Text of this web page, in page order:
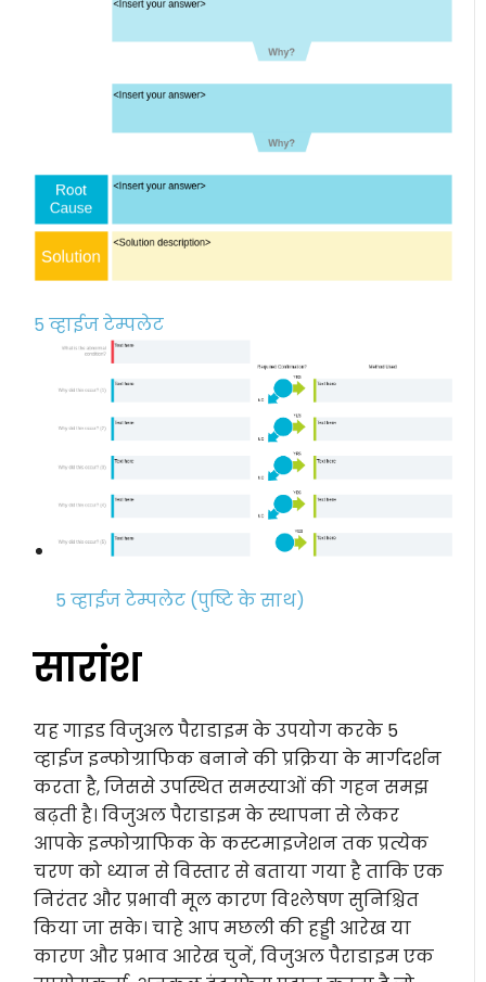
5 व्हाईज टेम्पलेट
5 व्हाईज टेम्पलेट (पुष्टि के साथ)
सारांश
यह गाइड विजुअल पैराडाइम के उपयोग करके 5
व्हाईज इन्फोग्राफिक बनाने की प्रक्रिया के मार्गदर्शन
करता है, जिससे उपस्थित समस्याओं की गहन समझ
बढ़ती है। विजुअल पैराडाइम के स्थापना से लेकर
आपके इन्फोग्राफिक के कस्टमाइजेशन तक प्रत्येक
चरण को ध्यान से विस्तार से बताया गया है ताकि एक
निरंतर और प्रभावी मूल कारण विश्लेषण सुनिश्चित
किया जा सके। चाहे आप मछली की हड्डी आरेख या
कारण और प्रभाव आरेख चुनें, विजुअल पैराडाइम एक